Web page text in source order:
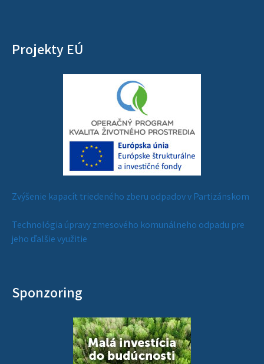
Projekty EÚ
Zvýšenie kapacít triedeného zberu odpadov v Partizánskom
Technológia úpravy zmesového komunálneho odpadu pre
jeho ďalšie využitie
Sponzoring